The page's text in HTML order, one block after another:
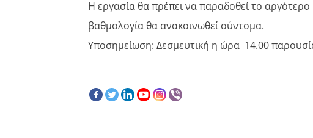
Η εργασία θα πρέπει να παραδοθεί το
βαθμολογία θα ανακοινωθεί σύντομα.
Υποσημείωση: Δεσμευτική η ώρα 14.00